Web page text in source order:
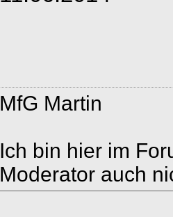
MfG Martin
Ich bin hier im
Moderator auch